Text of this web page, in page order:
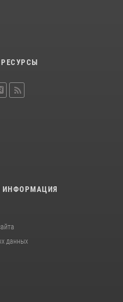
ИНФОРМАЦИЯ
данных